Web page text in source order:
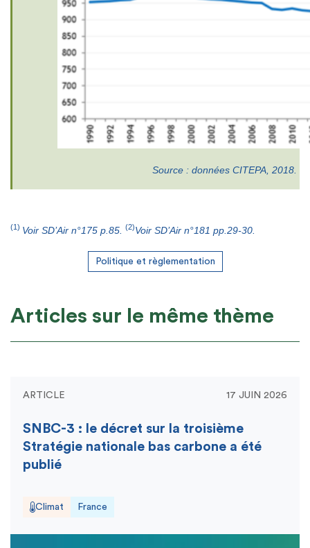
Source : données CITEPA, 2018.
(1) Voir SD’Air n°175 p.85. (2)Voir SD’Air n°181 pp.29-30
Politique et règlementation
Articles sur le même thème
ARTICLE 17 JUIN 2026
SNBC-3 : le décret sur la troisième
Stratégie nationale bas carbone a été
publié
Climat France